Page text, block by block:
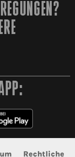
Rechtliche